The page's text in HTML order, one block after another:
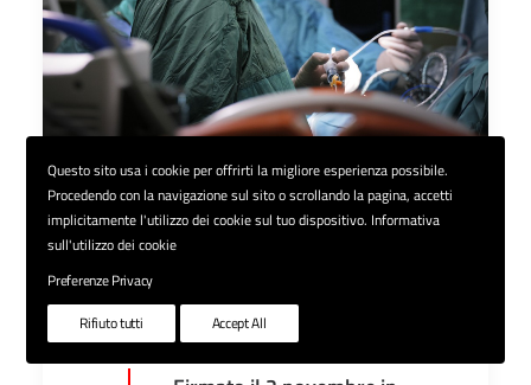
Nuovo contratto Sanità
Pubblica 19-21, Tutti i
materiali
Questo sito usa i cookie per offrirti la migliore esperienza possibile.
Procedendo con la navigazione sul sito o scrollando la pagina, accetti
implicitamente l'utilizzo dei cookie sul tuo dispositivo. Informativa
sull'utilizzo dei cookie
Preferenze Privacy
Rifiuto tutti
Accept All